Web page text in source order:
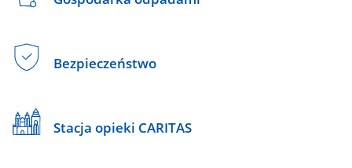
Bezpieczeństwo
Stacja opieki CARITAS